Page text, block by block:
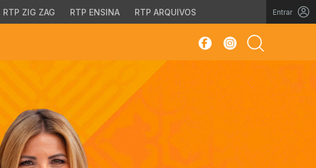
RTP ZIG ZAG RTP ENSINA RTP ARQUIVOS Entrar
site